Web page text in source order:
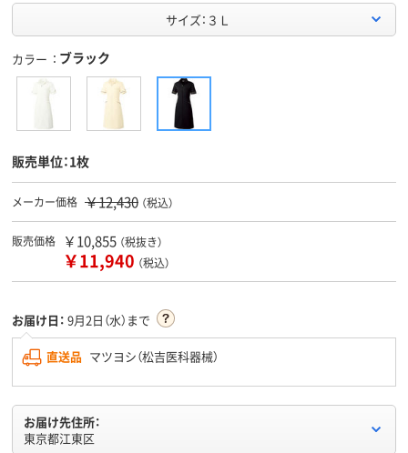
サイズ：３Ｌ
カラー ブラック
販売単位：1枚
メーカー価格 ￥12,430 （税込）
販売価格 ￥10,855 （税抜き）
￥11,940 （税込）
お届け日： 9月2日（水）まで
直送品 マツヨシ（松吉医科器械）
お届け先住所：
東京都江東区